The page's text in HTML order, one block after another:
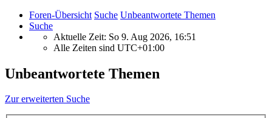
Foren-Übersicht Suche Unbeantwortete Themen
Suche
Aktuelle Zeit: So 9. Aug 2026, 16:51
Alle Zeiten sind UTC+01:00
Unbeantwortete Themen
Zur erweiterten Suche